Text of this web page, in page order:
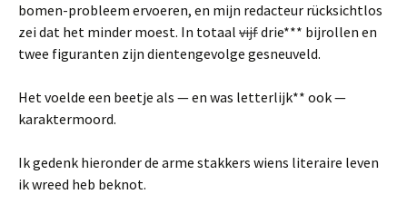
bomen-probleem ervoeren, en mijn redacteur rücksichtlos
zei dat het minder moest. In totaal vijfdrie*** bijrollen en
twee figuranten zijn dientengevolge gesneuveld.
Het voelde een beetje als — en was letterlijk** ook —
karaktermoord.
Ik gedenk hieronder de arme stakkers wiens literaire leven
ik wreed heb beknot.